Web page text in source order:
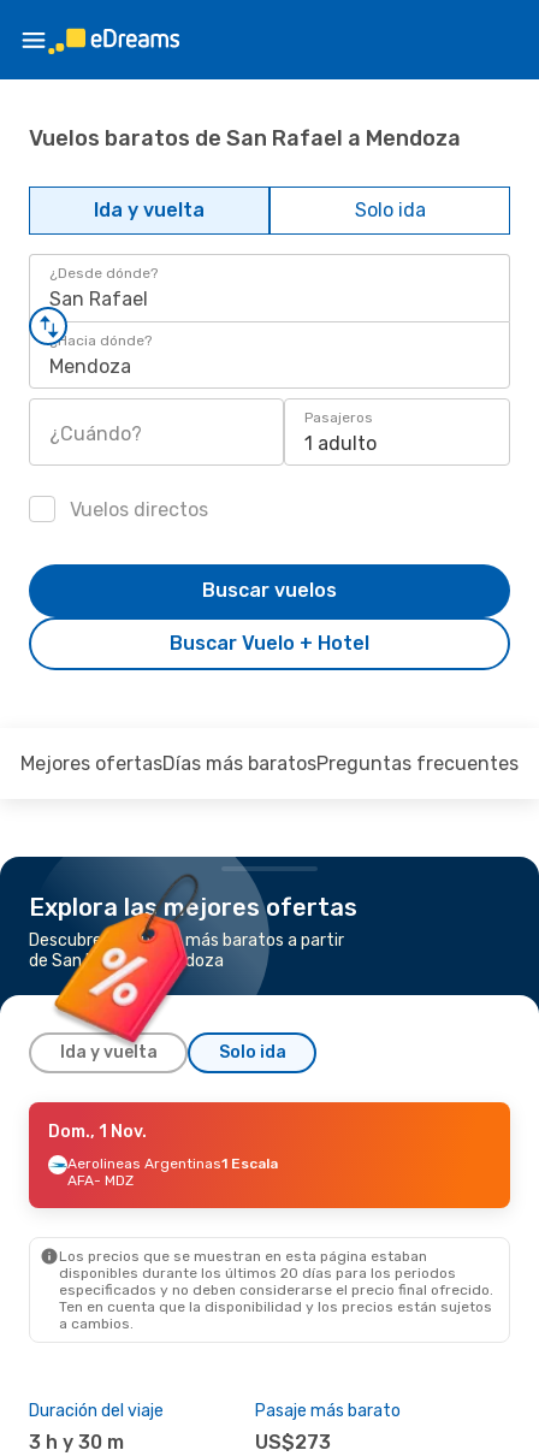
Vuelos baratos de San Rafael a Mendoza
Ida y vuelta Solo ida
¿Desde dónde?
San Rafael
¿Hacia dónde?
Mendoza
¿Cuándo?
Pasajeros
1 adulto
Vuelos directos
Buscar Vuelo + Hotel
Buscar vuelos
Mejores ofertasDías más baratosPreguntas frecuentes
Explora las mejores ofertas
Descubre los vuelos más baratos a partir
de San Rafael a Mendoza
Ida y vuelta Solo ida
Sáb., 29 Ago.
Aerolineas Argentinas
1 Escala
Aerolineas Argentinas
- AFA
Dom., 1 Nov.
Aerolineas Argentinas1 Escala
AFA- MDZ
Los precios que se muestran en esta página estaban
disponibles durante los últimos 20 días para los periodos
especificados y no deben considerarse el precio final ofrecido.
Ten en cuenta que la disponibilidad y los precios están sujetos
a cambios.
Duración del viaje
3 h y 30 m
Pasaje más barato
US$273